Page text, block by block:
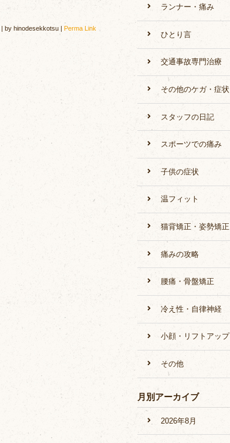
| by hinodesekkotsu | Perma Link
ランナー・痛み
ひとり言
交通事故専門治療
その他のケガ・症状
スタッフの日記
スポーツでの痛み
子供の症状
温フィット
猫背矯正・姿勢矯正
痛みの攻略
腰痛・骨盤矯正
冷え性・自律神経
小顔・リフトアップ
その他
月別アーカイブ
2026年8月